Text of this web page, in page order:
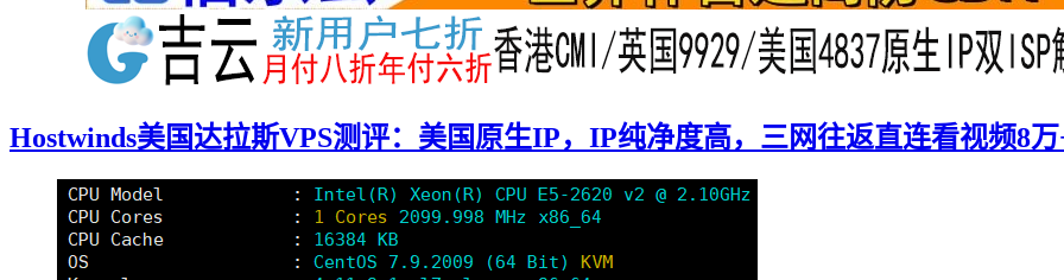
Hostwinds美国达拉斯VPS测评：美国原生IP，IP纯净度高，三网往返直连看视频8